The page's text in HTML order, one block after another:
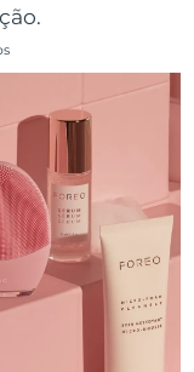
prevista
prevista8/11/26
prevista
prevista
prevista8/9/26
prevista 8/17/26